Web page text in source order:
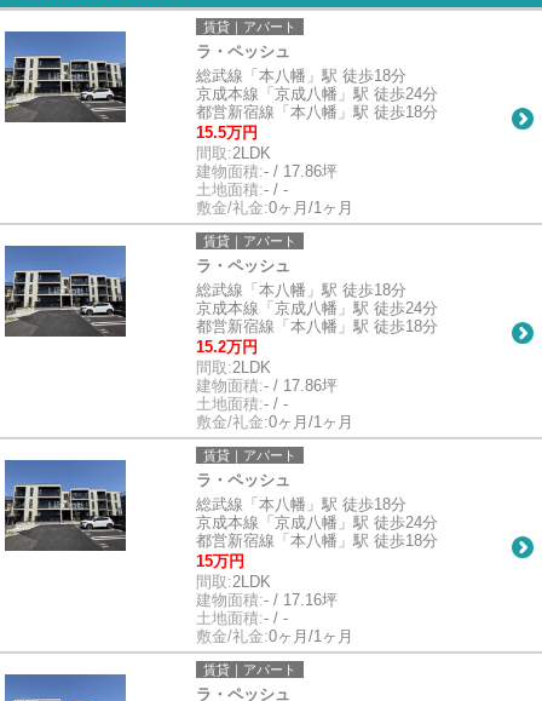
賃貸｜アパート
ラ・ペッシュ
総武線「本八幡」駅 徒歩18分
京成本線「京成八幡」駅 徒歩24分
都営新宿線「本八幡」駅 徒歩18分
15.5万円
間取:2LDK
建物面積:- / 17.86坪
土地面積:- / -
敷金/礼金:0ヶ月/1ヶ月
賃貸｜アパート
ラ・ペッシュ
総武線「本八幡」駅 徒歩18分
京成本線「京成八幡」駅 徒歩24分
都営新宿線「本八幡」駅 徒歩18分
15.2万円
間取:2LDK
建物面積:- / 17.86坪
土地面積:- / -
敷金/礼金:0ヶ月/1ヶ月
賃貸｜アパート
ラ・ペッシュ
総武線「本八幡」駅 徒歩18分
京成本線「京成八幡」駅 徒歩24分
都営新宿線「本八幡」駅 徒歩18分
15万円
間取:2LDK
建物面積:- / 17.16坪
土地面積:- / -
敷金/礼金:0ヶ月/1ヶ月
賃貸｜アパート
ラ・ペッシュ